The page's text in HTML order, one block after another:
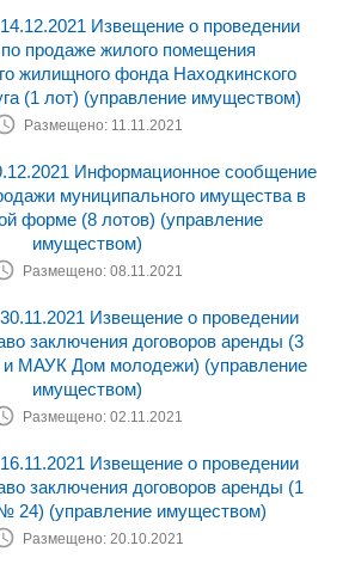
Извещение о проведении
продаже жилого помещения
жилищного фонда Находкинского
(1 лот) (управление имуществом)
Размещено: 11.11.2021
Информационное сообщение
муниципального имущества в
форме (8 лотов) (управление
имуществом)
Размещено: 08.11.2021
Извещение о проведении
заключения договоров аренды (3
МАУК Дом молодежи) (управление
имуществом)
Размещено: 02.11.2021
Извещение о проведении
заключения договоров аренды (1
(управление имуществом)
Размещено: 20.10.2021